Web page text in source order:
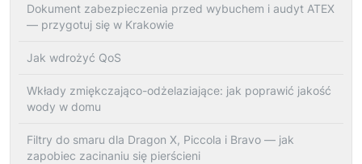
Dokument zabezpieczenia przed wybuchem i audyt ATEX
— przygotuj się w Krakowie
Jak wdrożyć QoS
Wkłady zmiękczająco-odżelaziające: jak poprawić jakość
wody w domu
Filtry do smaru dla Dragon X, Piccola i Bravo — jak
zapobiec zacinaniu się pierścieni